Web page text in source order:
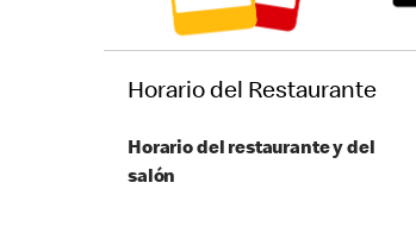
Horario del Restaurante
Horario del restaurante y del
salón